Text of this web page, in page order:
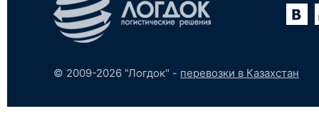
ВконтактеYouTubetumblr
SoundCloud
© 2009-2026 "Логдок" - перевозки в Казахстан